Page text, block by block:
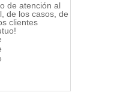
de atención al
de los casos, de
clientes